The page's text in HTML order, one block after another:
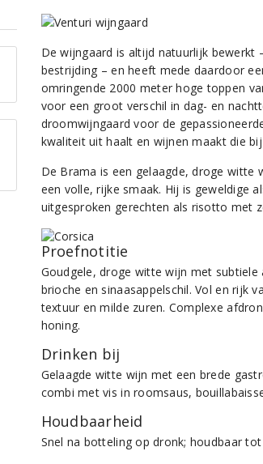
De wijngaard is altijd natuurlijk bewerkt
bestrijding – en heeft mede daardoor
omringende 2000 meter hoge toppen
voor een groot verschil in dag- en
droomwijngaard voor de
kwaliteit uit haalt en wijnen maakt die
De Brama is een gelaagde, droge witte
een volle, rijke smaak. Hij is geweldige
uitgesproken gerechten als risotto met
Proefnotitie
Goudgele, droge witte wijn met subtiele
brioche en sinaasappelschil. Vol en rijk
textuur en milde zuren. Complexe
honing.
Drinken bij
Gelaagde witte wijn met een brede
combi met vis in roomsaus,
Houdbaarheid
Snel na botteling op dronk; houdbaar